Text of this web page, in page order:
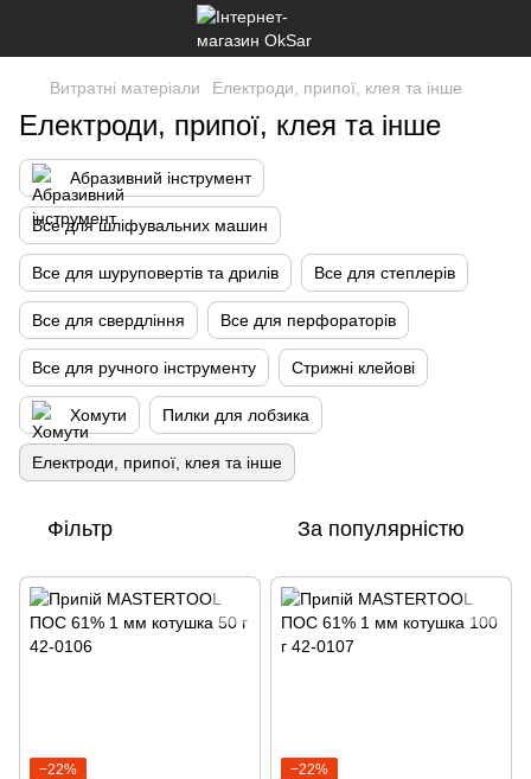
Витратні матеріали Електроди, припої, клея та інше
Електроди, припої, клея та інше
Абразивний інструмент
Все для шліфувальних машин
Все для шуруповертів та дрилів Все для степлерів
Все для свердління Все для перфораторів
Все для ручного інструменту Стрижні клейові
Хомути Пилки для лобзика
Електроди, припої, клея та інше
Фільтр За популярністю
−22%
−22%